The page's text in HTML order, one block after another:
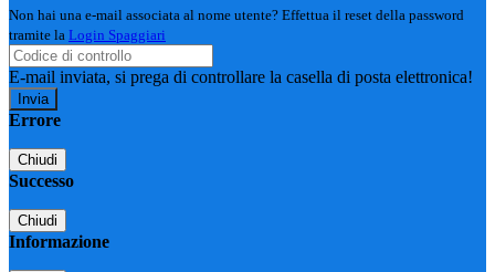
Non hai una e-mail associata al nome utente? Effettua il reset della password
tramite la Login Spaggiari
E-mail inviata, si prega di controllare la casella di posta elettronica!
Errore
Chiudi
Successo
Chiudi
Informazione